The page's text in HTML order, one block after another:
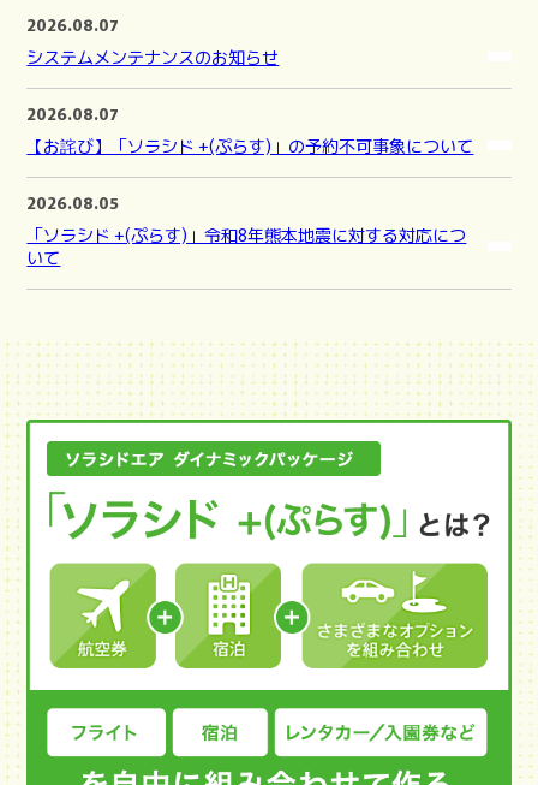
2026.08.07
システムメンテナンスのお知らせ
2026.08.07
【お詫び】「ソラシド +(ぷらす)」の予約不可事象について
2026.08.05
「ソラシド +(ぷらす)」令和8年熊本地震に対する対応につ
いて